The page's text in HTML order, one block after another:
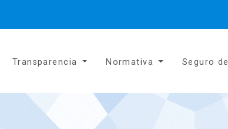
Transparencia Normativa Seguro